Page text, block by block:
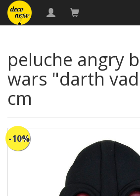
peluche angry
wars "darth
cm
-10%